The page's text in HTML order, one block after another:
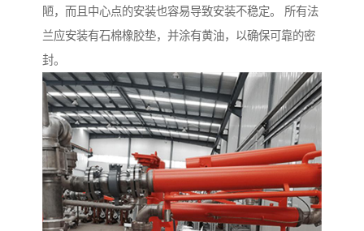
陋，而且中心点的安装也容易导致安装不稳定。 所有法
兰应安装有石棉橡胶垫，并涂有黄油，以确保可靠的密
封。